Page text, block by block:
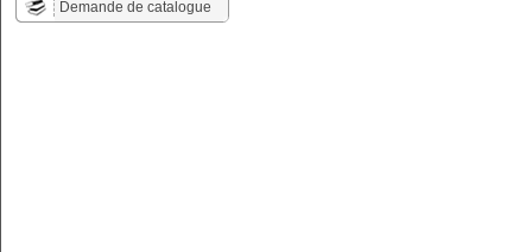
Demande de catalogue